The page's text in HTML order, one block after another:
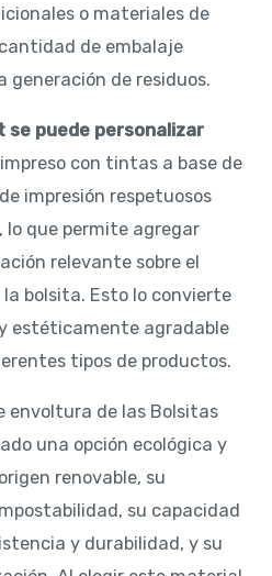
o materiales de
de embalaje
generación de residuos.
se puede personalizar
con tintas a base de
impresión respetuosos
lo que permite agregar
relevante sobre el
bolsita. Esto lo convierte
estéticamente agradable
tipos de productos.
envoltura de las Bolsitas
una opción ecológica y
renovable, su
su capacidad
y durabilidad, y su